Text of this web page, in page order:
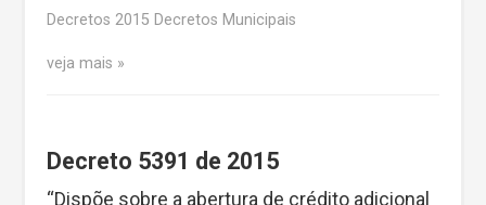
Decretos 2015 Decretos Municipais
veja mais
Decreto 5391 de 2015
“Dispõe sobre a abertura de crédito adicional